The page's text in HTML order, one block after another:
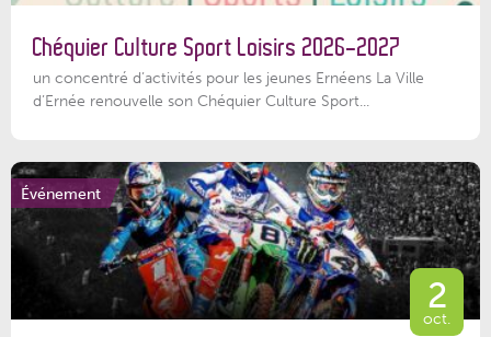
Chéquier Culture Sport Loisirs 2026-2027
un concentré d’activités pour les jeunes Ernéens La Ville
d’Ernée renouvelle son Chéquier Culture Sport...
Événement
2
oct.